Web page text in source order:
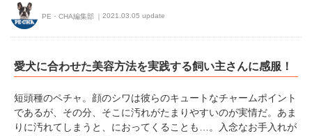
PE・CHA編集部 2021.03.05 update
愛犬に合わせた美容方法を実践する飼い主さんに感服！
短頭種のペチャ。顔のシワは彼らのキュートなチャームポイント
であるが、その分、そこに汚れがたまりやすいのが実情だ。あま
りに汚れてしまうと、におってくることも…。入念なお手入れが